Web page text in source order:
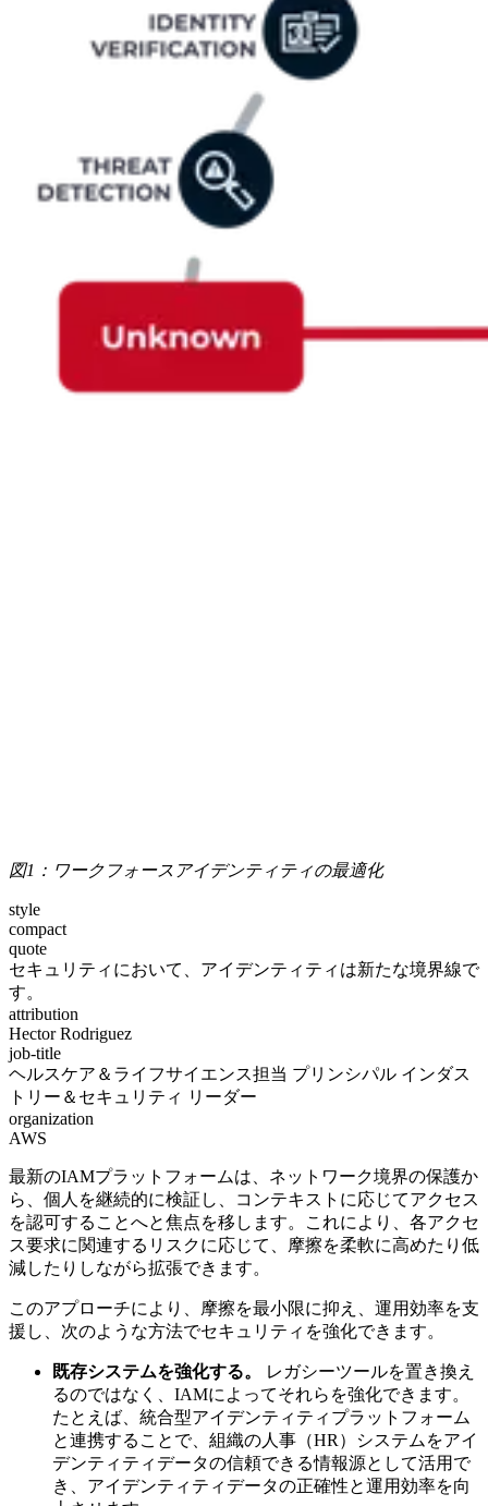
図1：ワークフォースアイデンティティの最適化
style
compact
quote
セキュリティにおいて、アイデンティティは新たな境界線で
す。
attribution
Hector Rodriguez
job-title
ヘルスケア＆ライフサイエンス担当 プリンシパル インダス
トリー＆セキュリティ リーダー
organization
AWS
最新のIAMプラットフォームは、ネットワーク境界の保護か
ら、個人を継続的に検証し、コンテキストに応じてアクセス
を認可することへと焦点を移します。これにより、各アクセ
ス要求に関連するリスクに応じて、摩擦を柔軟に高めたり低
減したりしながら拡張できます。
このアプローチにより、摩擦を最小限に抑え、運用効率を支
援し、次のような方法でセキュリティを強化できます。
既存システムを強化する。
レガシーツールを置き換え
るのではなく、IAMによってそれらを強化できます。
たとえば、統合型アイデンティティプラットフォーム
と連携することで、組織の人事（HR）システムをアイ
デンティティデータの信頼できる情報源として活用で
き、アイデンティティデータの正確性と運用効率を向